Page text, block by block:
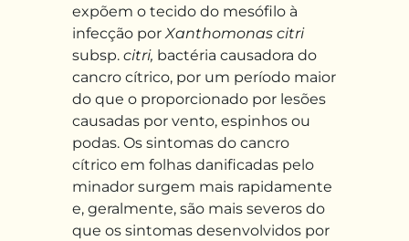
expõem o tecido do mesófilo à
infecção porXanthomonas citri
subsp.citri, bactéria causadora do
cancro cítrico, por um período maior
do queo proporcionado por lesões
causadas por vento, espinhos ou
podas. Os sintomas do cancro
cítrico em folhas danificadas pelo
minador surgem mais rapidamente
e, geralmente, são mais severos do
que os sintomas desenvolvidos por